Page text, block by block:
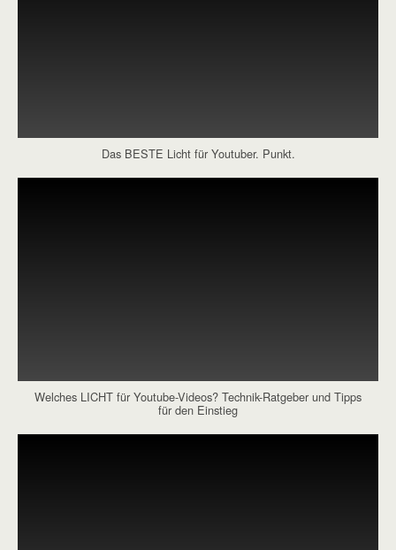
Das BESTE Licht für Youtuber. Punkt.
Welches LICHT für Youtube-Videos? Technik-Ratgeber und Tipps
für den Einstieg